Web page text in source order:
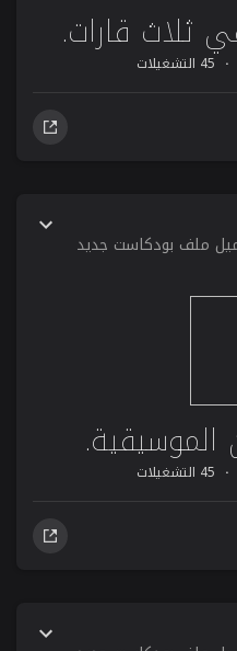
ثلاث قارات.
45 التشغيلات
ملف بودكاست جديد
الموسيقية.
45 التشغيلات